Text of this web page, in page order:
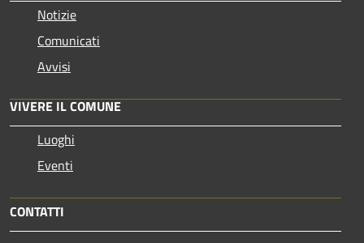
Notizie
Comunicati
Avvisi
VIVERE IL COMUNE
Luoghi
Eventi
CONTATTI